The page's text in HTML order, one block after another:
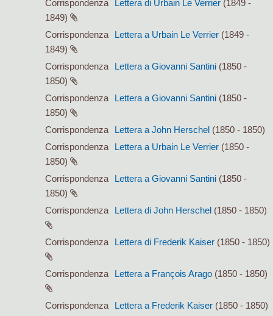
Corrispondenza Lettera di Urbain Le Verrier (1849 -
1849)
Corrispondenza
Lettera a Urbain Le Verrier (1849 -
1849)
Corrispondenza
Lettera a Giovanni Santini (1850 -
1850)
Corrispondenza
Lettera a Giovanni Santini (1850 -
1850)
Corrispondenza
Lettera a John Herschel (1850 - 1850)
Corrispondenza
Lettera a Urbain Le Verrier (1850 -
1850)
Corrispondenza
Lettera a Giovanni Santini (1850 -
1850)
Corrispondenza
Lettera di John Herschel (1850 - 1850)
Corrispondenza Lettera di Frederik Kaiser (1850 - 1850)
Corrispondenza Lettera a François Arago (1850 - 1850)
Corrispondenza Lettera a Frederik Kaiser (1850 - 1850)